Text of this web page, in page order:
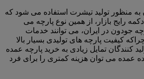
به منظور تولید تیشرت استفاده می شود که
رایج بازار، از همین نوع پارچه می
جودون در ایران، می توانند خدمات
کیفیت پارچه های تولیدی بسیار بالا
کنندگان تمایل زیادی به خرید پارچه عمده
عمده می توان هزینه کمتری را برای فرد